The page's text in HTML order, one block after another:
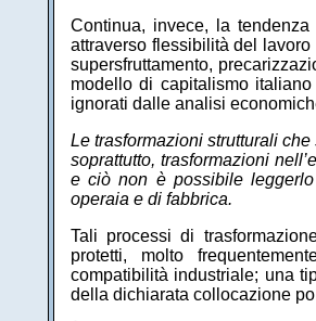
Continua, invece, la
attraverso flessibilità del
supersfruttamento,
modello di capitalismo
ignorati dalle analisi
Le trasformazioni strutturali
soprattutto, trasformazioni
e ciò non è possibile
operaia e di fabbrica.
Tali processi di
protetti, molto
compatibilità industriale; una
della dichiarata collocazione